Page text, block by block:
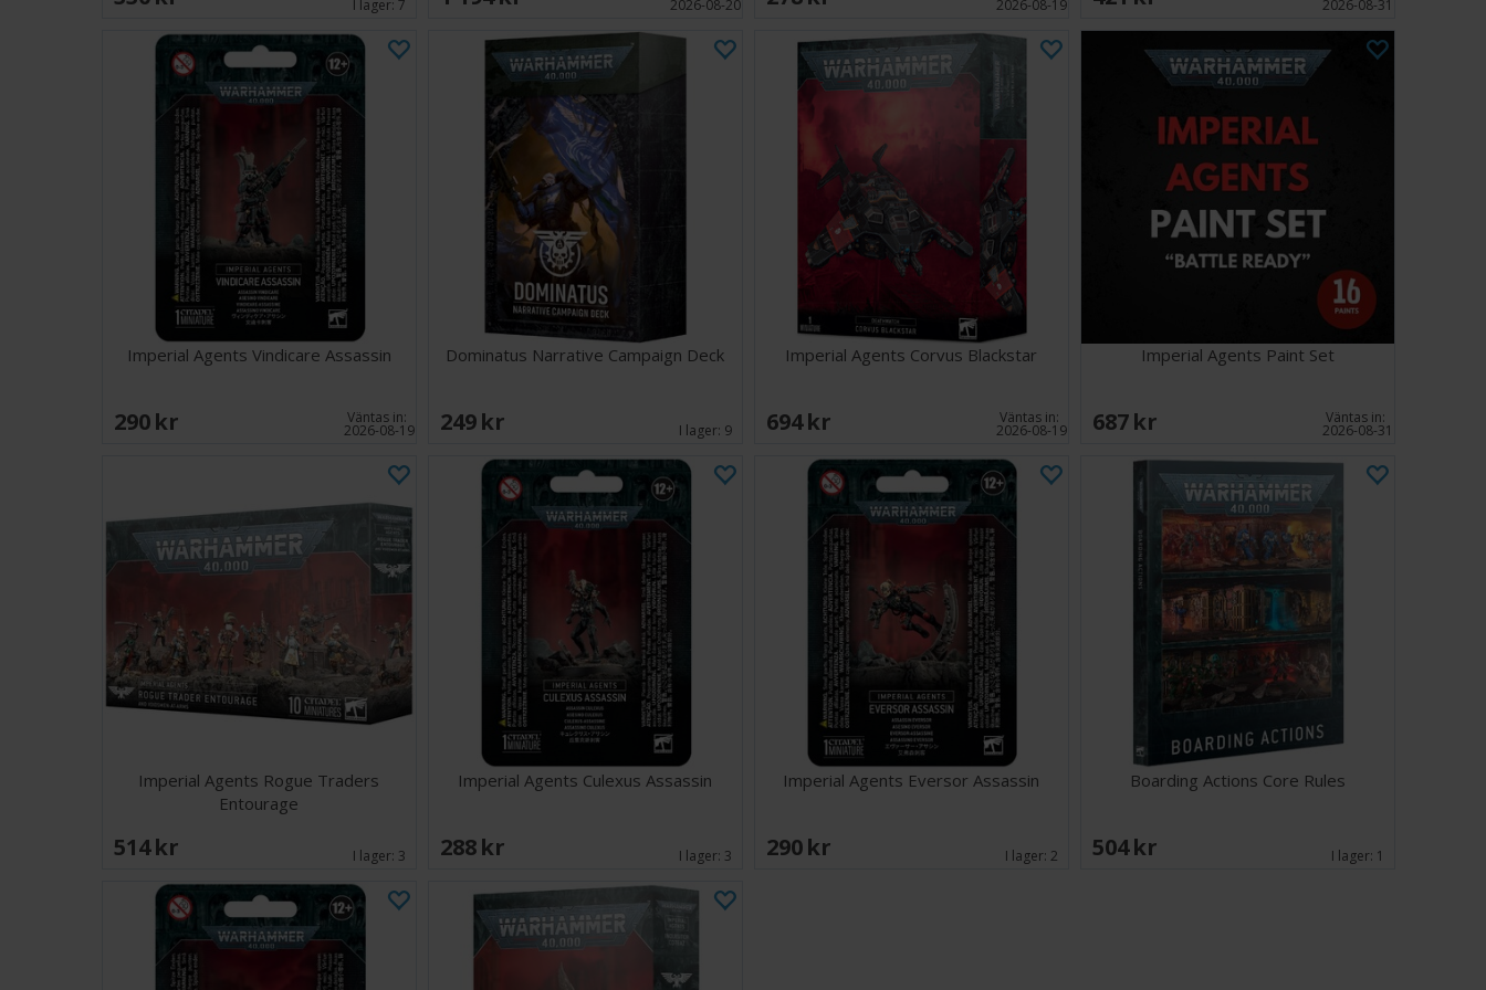
I lager:7 2026-08-20 2026-08-19 2026-08-31
Imperial Agents Vindicare Assassin
290 SEK Väntas in:
2026-08-19
Dominatus Narrative Campaign Deck
249 SEK I lager: 9
Imperial Agents Corvus Blackstar
694 SEK Väntas in:
2026-08-19
Imperial Agents Paint Set
687 SEK Väntas in:
2026-08-31
Imperial Agents Rogue Traders
Entourage
514 SEK I lager: 3
Imperial Agents Culexus Assassin
288 SEK I lager: 3
Imperial Agents Eversor Assassin
290 SEK I lager:2
Boarding Actions Core Rules
504 SEK I lager: 1